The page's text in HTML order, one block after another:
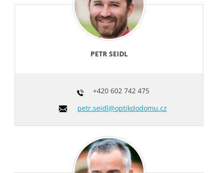
PETR SEIDL
+420 602 742 475
petr.seidl@optikdodomu.cz